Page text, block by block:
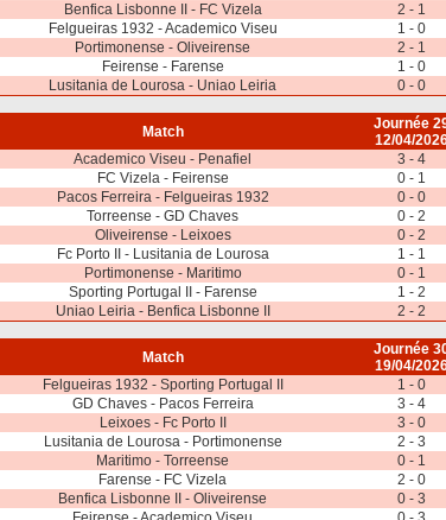
Benfica Lisbonne II - FC Vizela
2 - 1
Felgueiras 1932 - Academico Viseu
1 - 0
Portimonense - Oliveirense
2 - 1
Feirense - Farense
1 - 0
Lusitania de Lourosa - Uniao Leiria 0 - 0
Match
Journée
12/04/
Academico Viseu - Penafiel
3 - 4
FC Vizela - Feirense
0 - 1
Pacos Ferreira - Felgueiras 1932
0 - 0
Torreense - GD Chaves
0 - 2
Oliveirense - Leixoes
0 - 2
Fc Porto II - Lusitania de Lourosa
1 - 1
Portimonense - Maritimo
0 - 1
Sporting Portugal II - Farense
1 - 2
Uniao Leiria - Benfica Lisbonne II 2 - 2
Match
Journée
19/04/
Felgueiras 1932 - Sporting Portugal II
1 - 0
GD Chaves - Pacos Ferreira
3 - 4
Leixoes - Fc Porto II
3 - 0
Lusitania de Lourosa - Portimonense
2 - 3
Maritimo - Torreense
0 - 1
Farense - FC Vizela
2 - 0
Benfica Lisbonne II - Oliveirense
0 - 3